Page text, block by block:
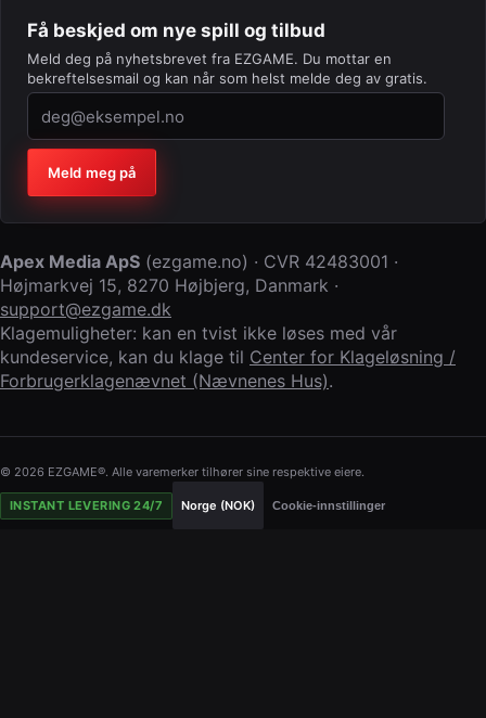
Få beskjed om nye spill og tilbud
Meld deg på nyhetsbrevet fra EZGAME. Du mottar en
bekreftelsesmail og kan når som helst melde deg av gratis.
Firma (la feltet stå tomt)
Meld meg på
Apex Media ApS (ezgame.no) · CVR 42483001 ·
Højmarkvej 15, 8270 Højbjerg, Danmark ·
support@ezgame.dk
Klagemuligheter: kan en tvist ikke løses med vår
kundeservice, kan du klage til Center for Klageløsning /
Forbrugerklagenævnet (Nævnenes Hus).
© 2026 EZGAME®. Alle varemerker tilhører sine respektive eiere.
INSTANT LEVERING 24/7 Norge (NOK) Cookie-innstillinger